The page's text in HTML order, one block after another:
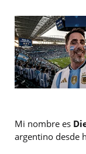
Mi nombre es
argentino desde